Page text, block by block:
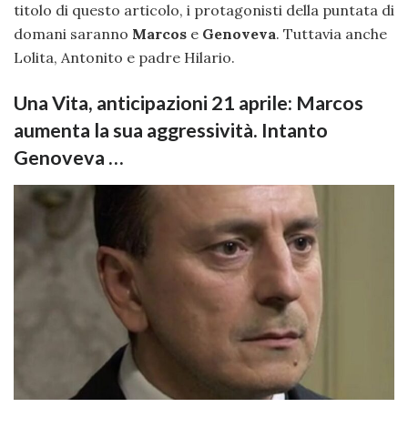
titolo di questo articolo, i protagonisti della puntata di
domani saranno Marcos e Genoveva. Tuttavia anche
Lolita, Antonito e padre Hilario.
Una Vita, anticipazioni 21 aprile: Marcos
aumenta la sua aggressività. Intanto
Genoveva …